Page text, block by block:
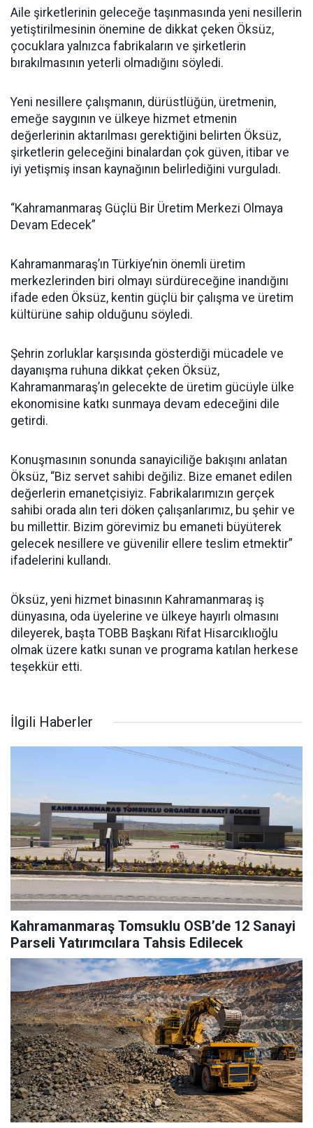
Aile şirketlerinin geleceğe taşınmasında yeni nesillerin
yetiştirilmesinin önemine de dikkat çeken Öksüz,
çocuklara yalnızca fabrikaların ve şirketlerin
bırakılmasının yeterli olmadığını söyledi.
Yeni nesillere çalışmanın, dürüstlüğün, üretmenin,
emeğe saygının ve ülkeye hizmet etmenin
değerlerinin aktarılması gerektiğini belirten Öksüz,
şirketlerin geleceğini binalardan çok güven, itibar ve
iyi yetişmiş insan kaynağının belirlediğini vurguladı.
“Kahramanmaraş Güçlü Bir Üretim Merkezi Olmaya
Devam Edecek”
Kahramanmaraş’ın Türkiye’nin önemli üretim
merkezlerinden biri olmayı sürdüreceğine inandığını
ifade eden Öksüz, kentin güçlü bir çalışma ve üretim
kültürüne sahip olduğunu söyledi.
Şehrin zorluklar karşısında gösterdiği mücadele ve
dayanışma ruhuna dikkat çeken Öksüz,
Kahramanmaraş’ın gelecekte de üretim gücüyle ülke
ekonomisine katkı sunmaya devam edeceğini dile
getirdi.
Konuşmasının sonunda sanayiciliğe bakışını anlatan
Öksüz, “Biz servet sahibi değiliz. Bize emanet edilen
değerlerin emanetçisiyiz. Fabrikalarımızın gerçek
sahibi orada alın teri döken çalışanlarımız, bu şehir ve
bu millettir. Bizim görevimiz bu emaneti büyüterek
gelecek nesillere ve güvenilir ellere teslim etmektir”
ifadelerini kullandı.
Öksüz, yeni hizmet binasının Kahramanmaraş iş
dünyasına, oda üyelerine ve ülkeye hayırlı olmasını
dileyerek, başta TOBB Başkanı Rifat Hisarcıklıoğlu
olmak üzere katkı sunan ve programa katılan herkese
teşekkür etti.
İlgili Haberler
Kahramanmaraş Tomsuklu OSB’de 12 Sanayi
Parseli Yatırımcılara Tahsis Edilecek